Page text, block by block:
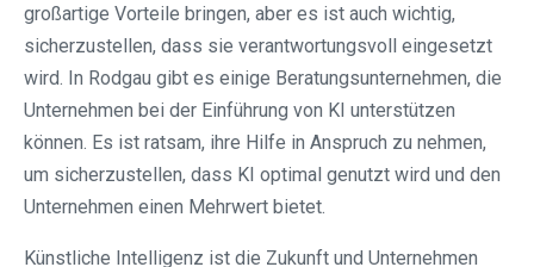
großartige Vorteile bringen, aber es ist auch wichtig,
sicherzustellen, dass sie verantwortungsvoll eingesetzt
wird. In Rodgau gibt es einige Beratungsunternehmen, die
Unternehmen bei der Einführung von KI unterstützen
können. Es ist ratsam, ihre Hilfe in Anspruch zu nehmen,
um sicherzustellen, dass KI optimal genutzt wird und den
Unternehmen einen Mehrwert bietet.
Künstliche Intelligenz ist die Zukunft und Unternehmen